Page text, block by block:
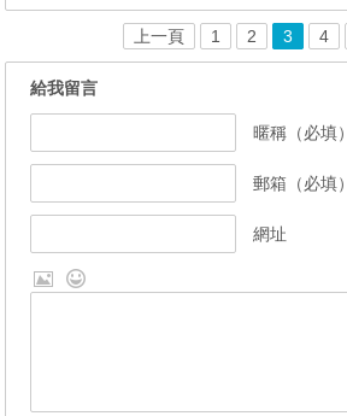
上一頁 1 2 3 4
給我留言
暱稱（必填）
郵箱（必填）
網址